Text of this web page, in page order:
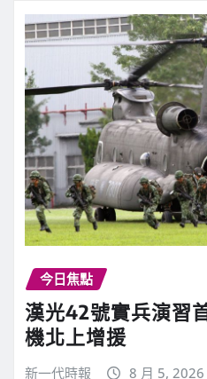
今日焦點
漢光42號實兵演習
機北上增援
新一代時報 8 月 5, 2026